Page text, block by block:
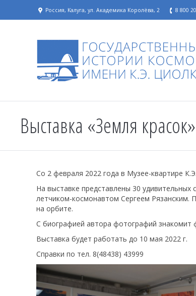
Россия, Калуга, ул. Академика Королёва, 2 8 800
Выставка «Земля
Со 2 февраля 2022 года в Музее-квартире
На выставке представлены 30
летчиком-космонавтом Сергеем Рязанским.
на орбите.
С биографией автора фотографий
Выставка будет работать до 10 мая 2022 г.
Справки по тел. 8(48438) 43999